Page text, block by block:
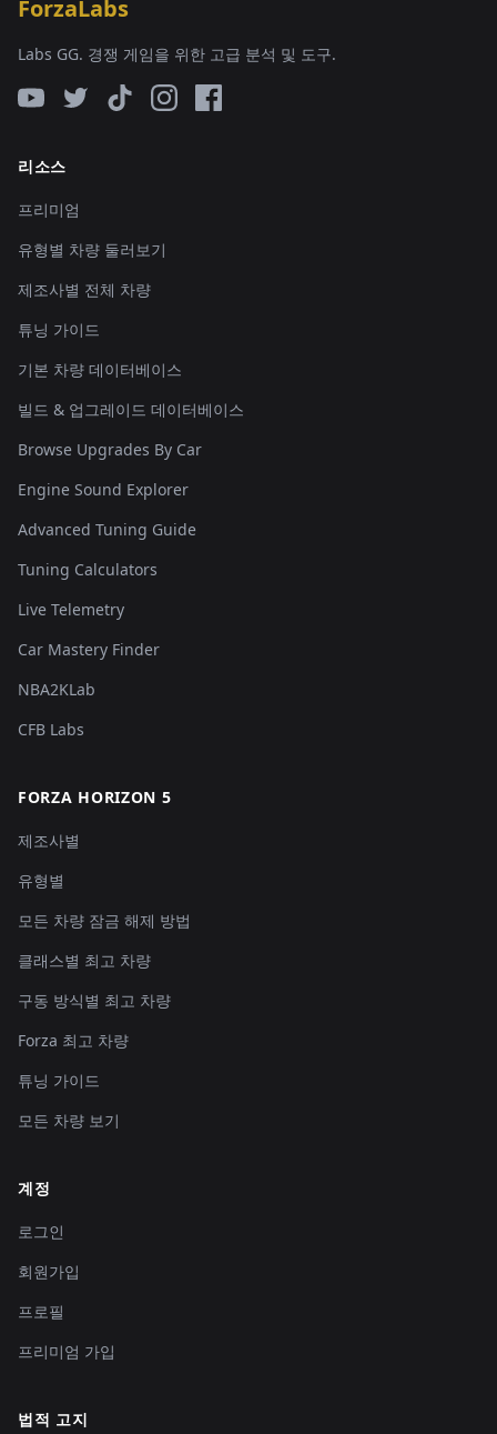
ForzaLabs
Labs GG. 경쟁 게임을 위한 고급 분석 및 도구.
리소스
프리미엄
유형별 차량 둘러보기
제조사별 전체 차량
튜닝 가이드
기본 차량 데이터베이스
빌드 & 업그레이드 데이터베이스
Browse Upgrades By Car
Engine Sound Explorer
Advanced Tuning Guide
Tuning Calculators
Live Telemetry
Car Mastery Finder
NBA2KLab
CFB Labs
FORZA HORIZON 5
제조사별
유형별
모든 차량 잠금 해제 방법
클래스별 최고 차량
구동 방식별 최고 차량
Forza 최고 차량
튜닝 가이드
모든 차량 보기
계정
로그인
회원가입
프로필
프리미엄 가입
법적 고지